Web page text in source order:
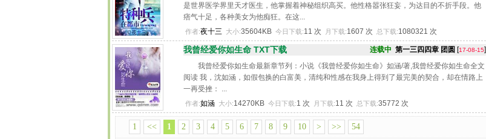
是世界医学界里天才医生，他掌握着神秘组织高买。他性格嚣张狂妄，为达目的不折手段。他
痞气十足，各种美女为他痴狂。在这...
作者:夜十三 大小:35604KB 今日下载:11 次 月下载:1607 次 总下载:1080321 次
我曾经爱你如生命 TXT下载 连载中 第一三四四章 团圆 [17-08-15]
我曾经爱你如生命最新章节列：小说《我曾经爱你如生命》如涵/著,我曾经爱你如生命全文
阅读 我，沈如涵，如假包换的白富美，清纯和性感在我身上得到了最完美的契合，却在情路上
一再受挫： ...
作者:如涵 大小:14270KB 今日下载:1 次 月下载:11 次 总下载:35772 次
1 << 1 2 3 4 5 6 7 8 9 10 > >> 54